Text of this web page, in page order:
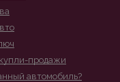
продажи
автомобиль?